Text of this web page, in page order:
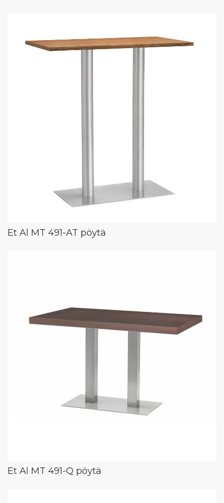
Et Al MT 491-AT pöytä
Et Al MT 491-Q pöytä